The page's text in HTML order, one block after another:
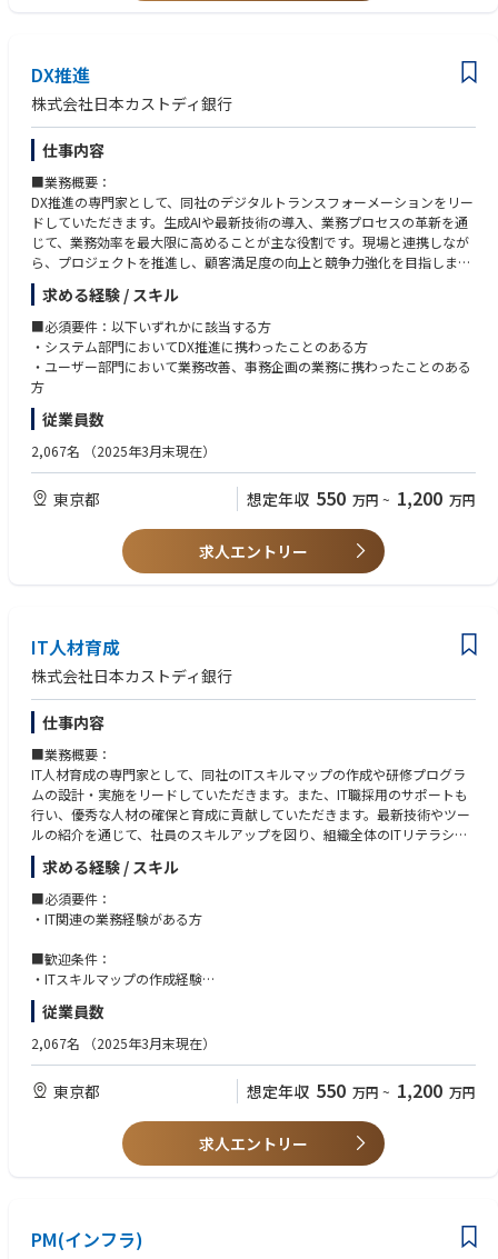
DX推進
株式会社日本カストディ銀行
仕事内容
■業務概要：
DX推進の専門家として、同社のデジタルトランスフォーメーションをリー
ドしていただきます。生成AIや最新技術の導入、業務プロセスの革新を通
じて、業務効率を最大限に高めることが主な役割です。現場と連携しなが
ら、プロジェクトを推進し、顧客満足度の向上と競争力強化を目指しま
す。
■具体的な業務内容：
・DX戦略の策定・実行
・最新技術の調査・導入
・業務プロセスの改善・最適化
・社内外におけるDXの啓発活動 等
求める経験 / スキル
■必須要件：以下いずれかに該当する方
・システム部門においてDX推進に携わったことのある方
・ユーザー部門において業務改善、事務企画の業務に携わったことのある
方
従業員数
2,067名 （2025年3月末現在）
東京都 想定年収 550 万円 ~ 1,200 万円
求人エントリー
IT人材育成
株式会社日本カストディ銀行
仕事内容
■業務概要：
IT人材育成の専門家として、同社のITスキルマップの作成や研修プログラ
ムの設計・実施をリードしていただきます。また、IT職採用のサポートも
行い、優秀な人材の確保と育成に貢献していただきます。最新技術やツー
ルの紹介を通じて、社員のスキルアップを図り、組織全体のITリテラシー
を向上させます。
■具体的な業務内容：
・ITスキルマップの作成・更新
・EUC統制のための育成プログラム、規定管理・作成
・IT職採用のサポート、人事と連携しワークショップの実施 等
求める経験 / スキル
■必須要件：
・IT関連の業務経験がある方
■歓迎条件：
・ITスキルマップの作成経験
・IT関連のセミナー、研修対応のご経験
従業員数
2,067名 （2025年3月末現在）
東京都 想定年収 550 万円 ~ 1,200 万円
求人エントリー
PM(インフラ)